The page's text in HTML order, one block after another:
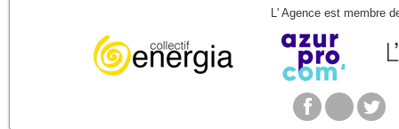
L' Agence est membre